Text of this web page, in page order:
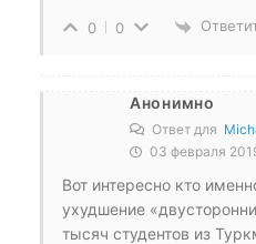
0 0
Анонимно
Ответ для
03 февраля
Вот интересно кто
ухудшение
тысяч студентов из